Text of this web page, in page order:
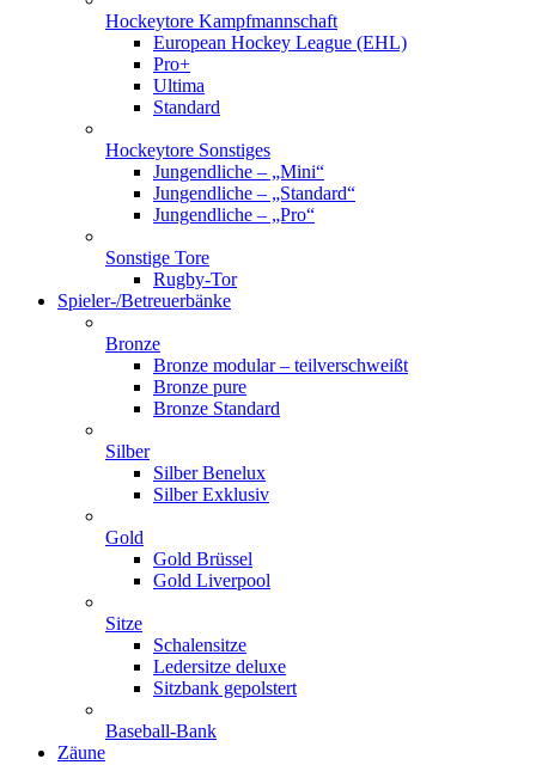
Hockeytore Kampfmannschaft
European Hockey League (EHL)
Pro+
Ultima
Standard
Hockeytore Sonstiges
Jungendliche – „Mini“
Jungendliche – „Standard“
Jungendliche – „Pro“
Sonstige Tore
Rugby-Tor
Spieler-/Betreuerbänke
Bronze
Bronze modular – teilverschweißt
Bronze pure
Bronze Standard
Silber
Silber Benelux
Silber Exklusiv
Gold
Gold Brüssel
Gold Liverpool
Sitze
Schalensitze
Ledersitze deluxe
Sitzbank gepolstert
Baseball-Bank
Zäune